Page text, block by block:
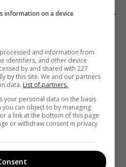
сільське
природу України, -
причину приїзду
за концерти в
information on a device
and information from
identifiers, and other device
by and shared with 227
by this site. We and our partners
data. List of partners.
your personal data on the basis
can object to by managing
a link at the bottom of this page
or withdraw consent in privacy